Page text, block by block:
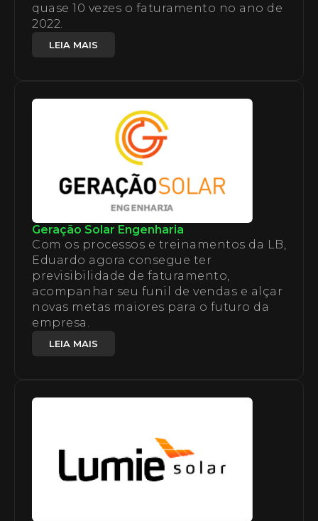
quase 10 vezes o faturamento no ano de
2022.
LEIA MAIS
Geração Solar Engenharia
Com os processos e treinamentos da LB,
Eduardo agora consegue ter
previsibilidade de faturamento,
acompanhar seu funil de vendas e alçar
novas metas maiores para o futuro da
empresa.
LEIA MAIS